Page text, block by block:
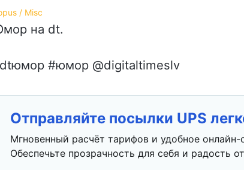
Опубликовано
Misc
на dt.
#юмор @digitaltimeslv
Отправляйте посылки UPS
Мгновенный расчёт тарифов и удобное
Обеспечьте прозрачность для себя и радость